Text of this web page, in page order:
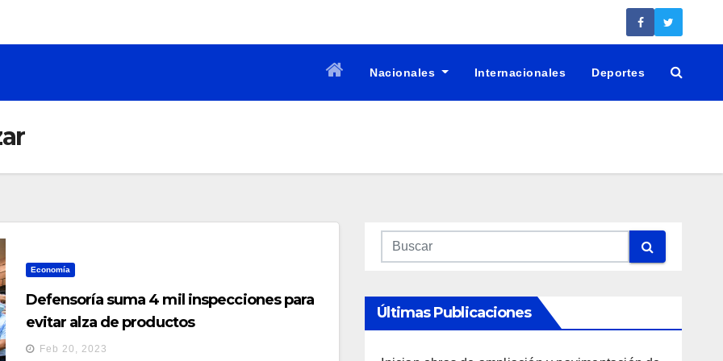
Nacionales Internacionales Deportes
Economía
Defensoría suma 4 mil inspecciones para
evitar alza de productos
Feb 20, 2023
Últimas Publicaciones